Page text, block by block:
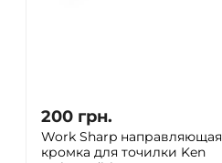
200 грн.
Work Sharp направляющая
кромка для точилки Ken